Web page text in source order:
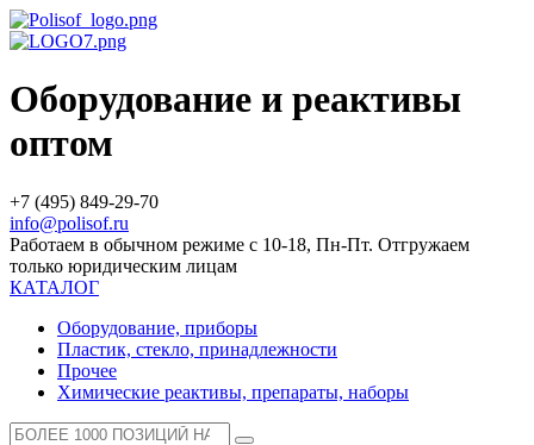
Оборудование и реактивы
оптом
+7 (495) 849-29-70
info@polisof.ru
Работаем в обычном режиме с 10-18, Пн-Пт. Отгружаем
только юридическим лицам
КАТАЛОГ
Оборудование, приборы
Пластик, стекло, принадлежности
Прочее
Химические реактивы, препараты, наборы